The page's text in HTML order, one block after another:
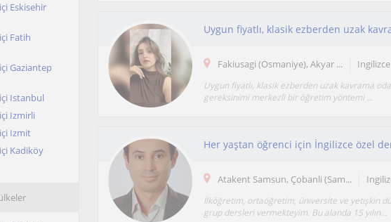
Eskisehir
Fatih
Gaziantep
Istanbul
Izmirli
Izmit
Kadiköy
Fakiusagi (Osmaniye), Akyar ... Ingilizce
Uygun fiyatlı, klasik ezberden uzak kavrama
gereksinimi merkezli bir öğretim yöntemi ...
Her yaştan öğrenci için İngilizce özel
Atakent Samsun, Çobanli (Sam...
İlköğretim, ortaöğretim, üniversite ve yetişkin
grup dersleri vermekteyim. Bu alanda 15 yılın...